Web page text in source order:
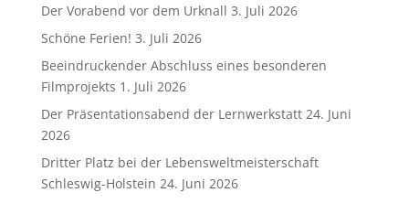
Der Vorabend vor dem Urknall 3. Juli 2026
Schöne Ferien! 3. Juli 2026
Beeindruckender Abschluss eines besonderen
Filmprojekts 1. Juli 2026
Der Präsentationsabend der Lernwerkstatt 24. Juni
2026
Dritter Platz bei der Lebensweltmeisterschaft
Schleswig-Holstein 24. Juni 2026